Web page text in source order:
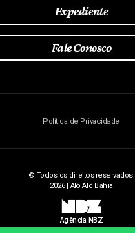
Expediente
Fale Conosco
Política de Privacidade
© Todos os direitos reservados.
2026 | Alô Alô Bahia
NBZ
Agência NBZ